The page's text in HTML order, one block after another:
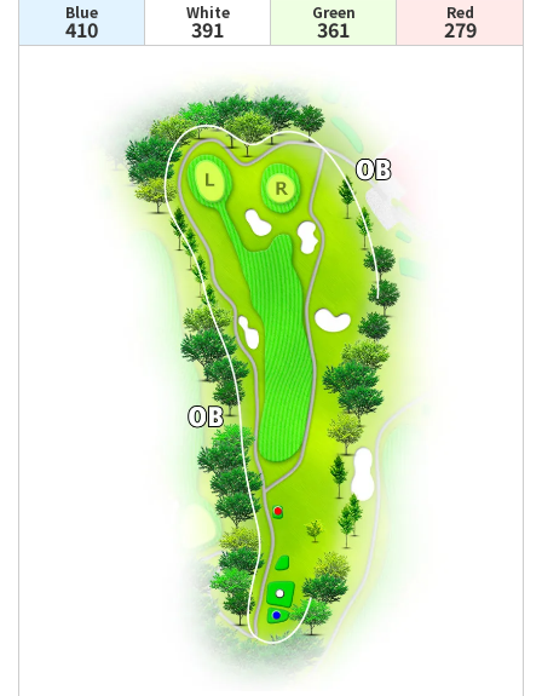
Blue
410
White
391
Green
361
Red
279